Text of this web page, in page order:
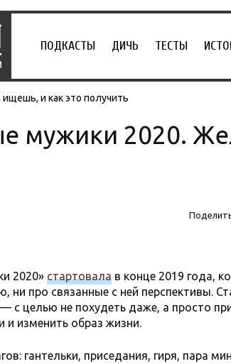
ПОДКАСТЫ ДИЧЬ ТЕСТЫ
и как это получить
мужики 2020.
2020» стартовала в конце 2019 года,
ни про связанные с ней перспективы.
с целью не похудеть даже, а просто
и изменить образ жизни.
гантельки, приседания, гиря, пара